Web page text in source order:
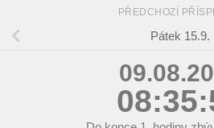
PŘEDCHOZÍ
Pátek 15.9.